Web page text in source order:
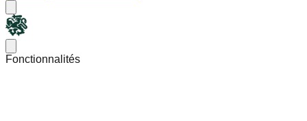
Chimere
Fonctionnalités